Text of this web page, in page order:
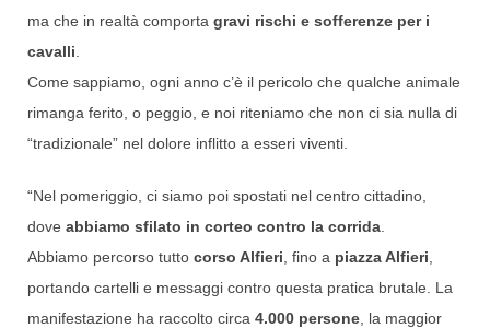
ma che in realtà comporta gravi rischi e sofferenze per i
cavalli
Come sappiamo, ogni anno c’è il pericolo che qualche animale
rimanga ferito, o peggio, e noi riteniamo che non ci sia nulla di
“tradizionale” nel dolore inflitto a esseri viventi.
“Nel pomeriggio, ci siamo poi spostati nel centro cittadino,
dove abbiamo sfilato in corteo contro la corrida
Abbiamo percorso tutto corso Alfieri , fino a piazza Alfieri
portando cartelli e messaggi contro questa pratica brutale. La
manifestazione ha raccolto circa 4.000 persone , la maggior